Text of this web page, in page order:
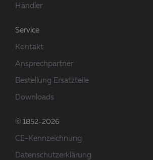
Händler
Service
Kontakt
Ansprechpartner
Bestellung Ersatzteile
Downloads
© 1852-2026
CE-Kennzeichnung
Datenschutzerklärung